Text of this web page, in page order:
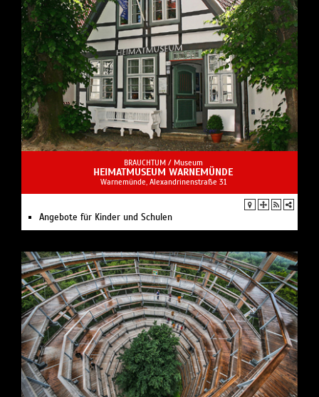
BRAUCHTUM / Museum
HEIMATMUSEUM WARNEMÜNDE
Warnemünde, Alexandrinenstraße 31
Angebote für Kinder und Schulen